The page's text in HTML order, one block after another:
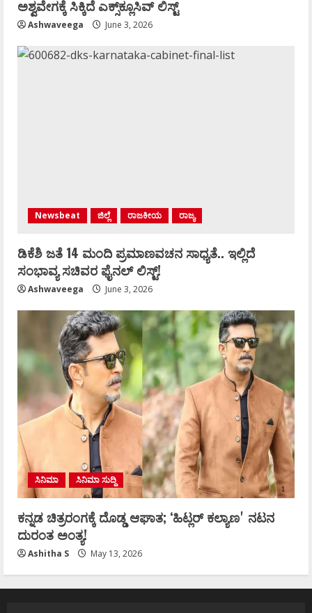
ಅಶ್ವವೇಗಕ್ಕೆ ಸಿಕ್ಕಿದೆ ಎಕ್ಸ್‌ಕ್ಲೂಸಿವ್‌ ಲಿಸ್ಟ್‌
Ashwaveega June 3, 2026
Newsbeat ಜಿಲ್ಲೆ ರಾಜಕೀಯ ರಾಜ್ಯ
ಡಿಕೆಶಿ ಜತೆ 14 ಮಂದಿ ಪ್ರಮಾಣವಚನ ಸಾಧ್ಯತೆ.. ಇಲ್ಲಿದೆ
ಸಂಭಾವ್ಯ ಸಚಿವರ ಫೈನಲ್ ಲಿಸ್ಟ್‌!
Ashwaveega June 3, 2026
ಸಿನಿಮಾ ಸಿನಿಮಾ ಸುದ್ದಿ
ಕನ್ನಡ ಚಿತ್ರರಂಗಕ್ಕೆ ದೊಡ್ಡ ಆಘಾತ; ʻಹಿಟ್ಲರ್ ಕಲ್ಯಾಣʼ ನಟನ
ದುರಂತ ಅಂತ್ಯ!
Ashitha S May 13, 2026